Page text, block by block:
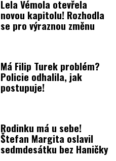
Lela Vémola otevřela
novou kapitolu! Rozhodla
se pro výraznou změnu
Má Filip Turek problém?
Policie odhalila, jak
postupuje!
Rodinku má u sebe!
Štefan Margita oslavil
sedmdesátku bez Haničky